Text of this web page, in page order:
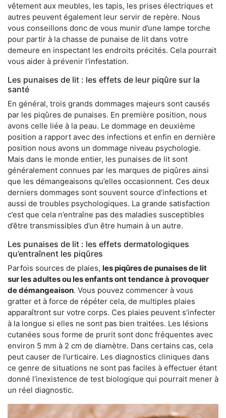
vêtement aux meubles, les tapis, les prises électriques et
autres peuvent également leur servir de repère. Nous
vous conseillons donc de vous munir d’une lampe torche
pour partir à la chasse de punaise de lit dans votre
demeure en inspectant les endroits précités. Cela pourrait
vous aider à prévenir l'infestation.
Les punaises de lit : les effets de leur piqûre sur la
santé
En général, trois grands dommages majeurs sont causés
par les piqûres de punaises. En première position, nous
avons celle liée à la peau. Le dommage en deuxième
position a rapport avec des infections et enfin en dernière
position nous avons un dommage niveau psychologie.
Mais dans le monde entier, les punaises de lit sont
généralement connues par les marques de piqûres ainsi
que les démangeaisons qu’elles occasionnent. Ces deux
derniers dommages sont souvent source d’infections et
aussi de troubles psychologiques. La grande satisfaction
c’est que cela n’entraîne pas des maladies susceptibles
d’être transmissibles d’un être humain à un autre.
Les punaises de lit : les effets dermatologiques
qu’entraînent les piqûres
Parfois sources de plaies, les piqûres de punaises de lit
sur les adultes ou les enfants ont tendance à provoquer
de démangeaison. Vous pouvez commencer à vous
gratter et à force de répéter cela, de multiples plaies
apparaîtront sur votre corps. Ces plaies peuvent s’infecter
à la longue si elles ne sont pas bien traitées. Les lésions
cutanées sous forme de prurit sont donc fréquentes avec
environ 5 mm à 2 cm de diamètre. Dans certains cas, cela
peut causer de l’urticaire. Les diagnostics cliniques dans
ce genre de situations ne sont pas faciles à effectuer étant
donné l’inexistence de test biologique qui pourrait mener à
un réel diagnostic.